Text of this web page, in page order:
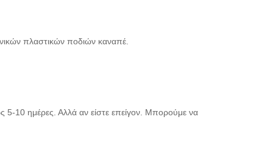
πλαστικών ποδιών καναπέ.
5-10 ημέρες. Αλλά αν είστε επείγον. Μπορούμε να